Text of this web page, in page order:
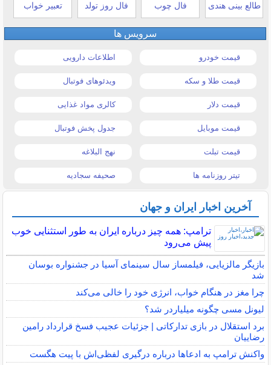
طالع بینی هندی فال چوب فال روز تولد تعبیر خواب
سرویس ها
قیمت خودرو اطلاعات دارویی
قیمت طلا و سکه ویدئوهای فوتبال
قیمت دلار کالری مواد غذایی
قیمت موبایل جدول پخش فوتبال
قیمت تبلت نهج البلاغه
تیتر روزنامه ها صحیفه سجادیه
آخرین اخبار ایران و جهان
ترامپ: همه چیز درباره ایران به طور استثنایی خوب
پیش می‌رود
بازیگر مالزیایی، فیلمساز سال سینمای آسیا در جشنواره بوسان
شد
چرا مغز در هنگام خواب، انرژی خود را خالی می‌کند
لیونل مسی چگونه میلیاردر شد؟
برد استقلال در بازی تدارکاتی | جزئیات عجیب فسخ قرارداد رامین
رضاییان
واکنش ترامپ به ادعاها درباره درگیری لفظی‌اش با پیت هگست